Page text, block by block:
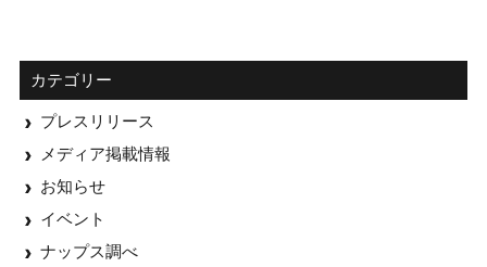
カテゴリー
プレスリリース
メディア掲載情報
お知らせ
イベント
ナップス調べ